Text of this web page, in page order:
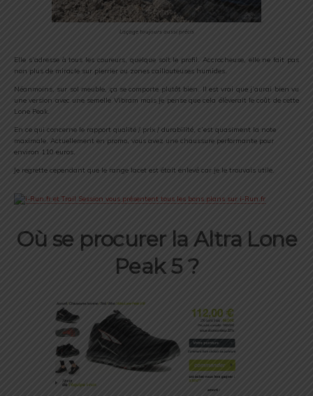
Laçage toujours aussi précis
Elle s’adresse à tous les coureurs, quelque soit le profil. Accrocheuse, elle ne fait pas
non plus de miracle sur pierrier ou zones caillouteuses humides.
Néanmoins, sur sol meuble, ça se comporte plutôt bien. Il est vrai que j’aurai bien vu
une version avec une semelle Vibram mais je pense que cela élèverait le coût de cette
Lone Peak.
En ce qui concerne le rapport qualité / prix / durabilité, c’est quasiment la note
maximale. Actuellement en promo, vous avez une chaussure performante pour
environ 110 euros.
Je regrette cependant que le range lacet est était enlevé car je le trouvais utile.
Où se procurer la Altra Lone
Peak 5 ?